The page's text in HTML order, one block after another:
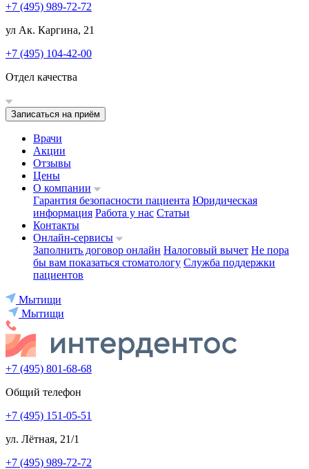
+7 (495) 989-72-72
ул Ак. Каргина, 21
+7 (495) 104-42-00
Отдел качества
Записаться на приём
Врачи
Акции
Отзывы
Цены
О компании
Гарантия безопасности пациента Юридическая
информация Работа у нас Статьи
Контакты
Онлайн-сервисы
Заполнить договор онлайн Налоговый вычет Не пора
бы вам показаться стоматологу Служба поддержки
пациентов
Мытищи
Мытищи
+7 (495) 801-68-68
Общий телефон
+7 (495) 151-05-51
ул. Лётная, 21/1
+7 (495) 989-72-72